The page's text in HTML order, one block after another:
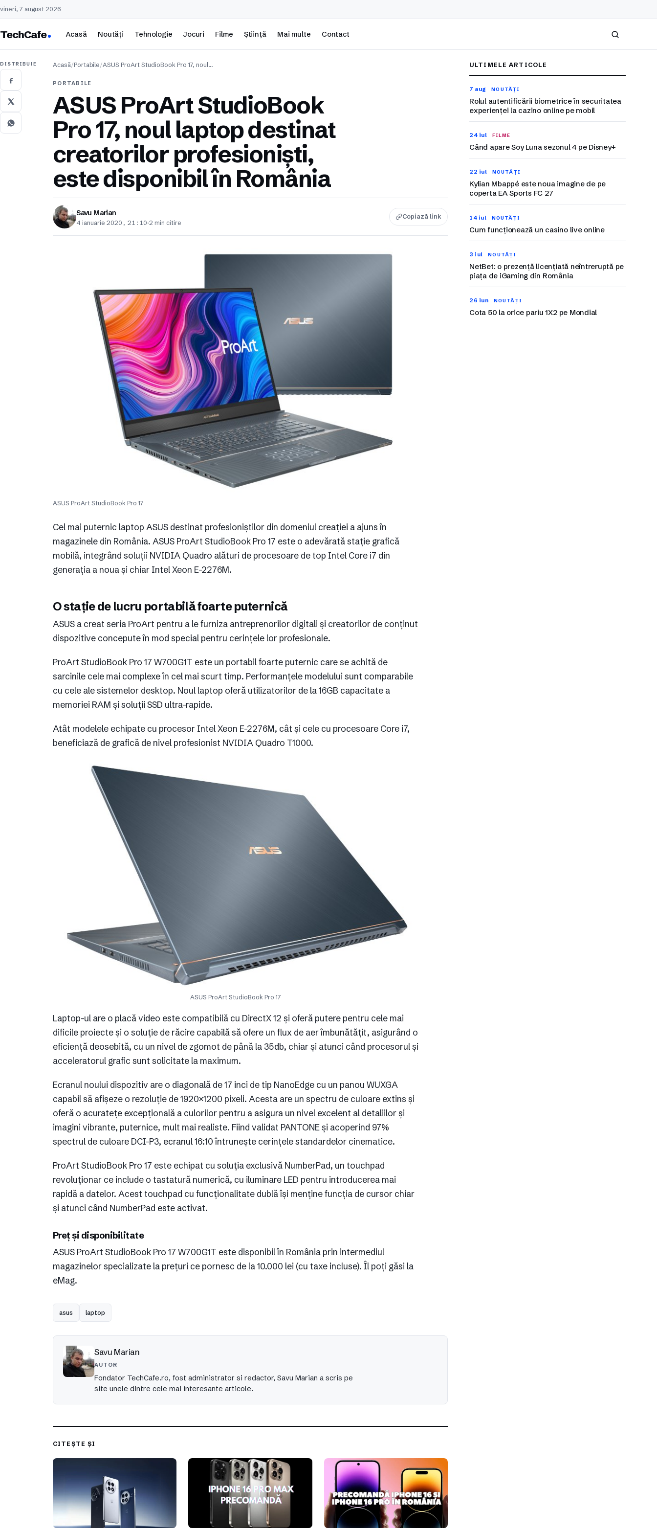
vineri, 7 august 2026
TechCafe Acasă Noutăți Tehnologie Jocuri Filme Știință Mai multe Contact
Caută
DISTRIBUIE Acasă/Portabile/ASUS ProArt StudioBook Pro 17, noul…
PORTABILE
ASUS ProArt StudioBook
Pro 17, noul laptop destinat
creatorilor profesioniști,
este disponibil în România
Savu Marian
4 ianuarie 2020, 21:10·2 min citire
Copiază link
ASUS ProArt StudioBook Pro 17
Cel mai puternic laptop ASUS destinat profesioniștilor din domeniul creației a ajuns în
magazinele din România. ASUS ProArt StudioBook Pro 17 este o adevărată stație grafică
mobilă, integrând soluții NVIDIA Quadro alături de procesoare de top Intel Core i7 din
generația a noua și chiar Intel Xeon E-2276M.
O stație de lucru portabilă foarte puternică
ASUS a creat seria ProArt pentru a le furniza antreprenorilor digitali și creatorilor de conținut
dispozitive concepute în mod special pentru cerințele lor profesionale.
ProArt StudioBook Pro 17 W700G1T este un portabil foarte puternic care se achită de
sarcinile cele mai complexe în cel mai scurt timp. Performanțele modelului sunt comparabile
cu cele ale sistemelor desktop. Noul laptop oferă utilizatorilor de la 16GB capacitate a
memoriei RAM și soluții SSD ultra-rapide.
Atât modelele echipate cu procesor Intel Xeon E-2276M, cât și cele cu procesoare Core i7,
beneficiază de grafică de nivel profesionist NVIDIA Quadro T1000.
ASUS ProArt StudioBook Pro 17
Laptop-ul are o placă video este compatibilă cu DirectX 12 și oferă putere pentru cele mai
dificile proiecte și o soluție de răcire capabilă să ofere un flux de aer îmbunătățit, asigurând o
eficiență deosebită, cu un nivel de zgomot de până la 35db, chiar și atunci când procesorul și
acceleratorul grafic sunt solicitate la maximum.
Ecranul noului dispozitiv are o diagonală de 17 inci de tip NanoEdge cu un panou WUXGA
capabil să afișeze o rezoluție de 1920×1200 pixeli. Acesta are un spectru de culoare extins și
oferă o acuratețe excepțională a culorilor pentru a asigura un nivel excelent al detaliilor și
imagini vibrante, puternice, mult mai realiste. Fiind validat PANTONE și acoperind 97%
spectrul de culoare DCI-P3, ecranul 16:10 întrunește cerințele standardelor cinematice.
ProArt StudioBook Pro 17 este echipat cu soluția exclusivă NumberPad, un touchpad
revoluționar ce include o tastatură numerică, cu iluminare LED pentru introducerea mai
rapidă a datelor. Acest touchpad cu funcționalitate dublă își menține funcția de cursor chiar
și atunci când NumberPad este activat.
Preț și disponibilitate
ASUS ProArt StudioBook Pro 17 W700G1T este disponibil în România prin intermediul
magazinelor specializate la prețuri ce pornesc de la 10.000 lei (cu taxe incluse). Îl poți găsi la
eMag.
asus laptop
Savu Marian
AUTOR
Fondator TechCafe.ro, fost administrator si redactor, Savu Marian a scris pe
site unele dintre cele mai interesante articole.
CITEȘTE ȘI
ULTIMELE ARTICOLE
7 aug NOUTĂȚI
Rolul autentificării biometrice în securitatea
experienței la cazino online pe mobil
24 iul FILME
Când apare Soy Luna sezonul 4 pe Disney+
22 iul NOUTĂȚI
Kylian Mbappé este noua imagine de pe
coperta EA Sports FC 27
14 iul NOUTĂȚI
Cum funcționează un casino live online
3 iul NOUTĂȚI
NetBet: o prezență licențiată neîntreruptă pe
piața de iGaming din România
26 iun NOUTĂȚI
Cota 50 la orice pariu 1X2 pe Mondial